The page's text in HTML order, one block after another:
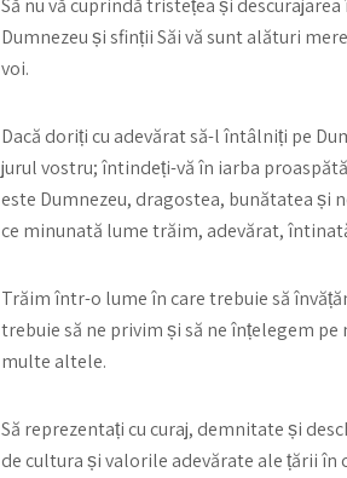
Să nu vă cuprindă tristețea și
Dumnezeu și sfinții Săi vă sunt alături
voi.
Dacă doriți cu adevărat să-l întâlniți pe
jurul vostru; întindeți-vă în iarba
este Dumnezeu, dragostea, bunătatea și
ce minunată lume trăim, adevărat,
Trăim într-o lume în care trebuie să
trebuie să ne privim și să ne înțelegem
multe altele.
Să reprezentați cu curaj, demnitate și
de cultura și valorile adevărate ale țării în